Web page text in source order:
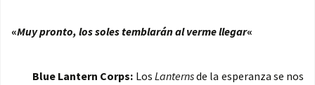
«Muy pronto, los soles temblarán al verme llegar«
Blue Lantern Corps: Los Lanternsde la esperanza se nos